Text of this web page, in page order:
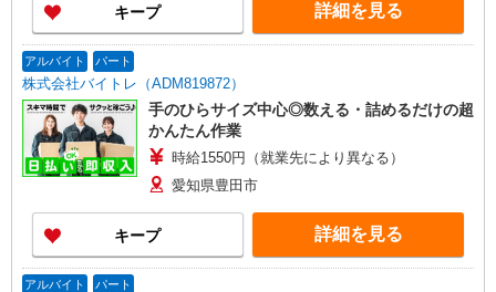
キープ 詳細を見る
アルバイト パート
株式会社バイトレ（ADM819872）
手のひらサイズ中心◎数える・詰めるだけの超
かんたん作業
時給1550円（就業先により異なる）
愛知県豊田市
キープ 詳細を見る
アルバイト パート